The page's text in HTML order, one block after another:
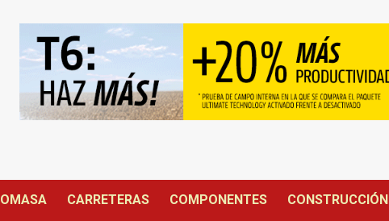
CARRETERAS COMPONENTES CONSTRUCCIÓN